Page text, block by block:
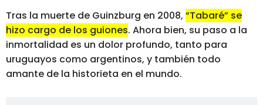
Tras la muerte de Guinzburg en 2008, “Tabaré” se
hizo cargo de los guiones. Ahora bien, su paso a la
inmortalidad es un dolor profundo, tanto para
uruguayos como argentinos, y también todo
amante de la historieta en el mundo.